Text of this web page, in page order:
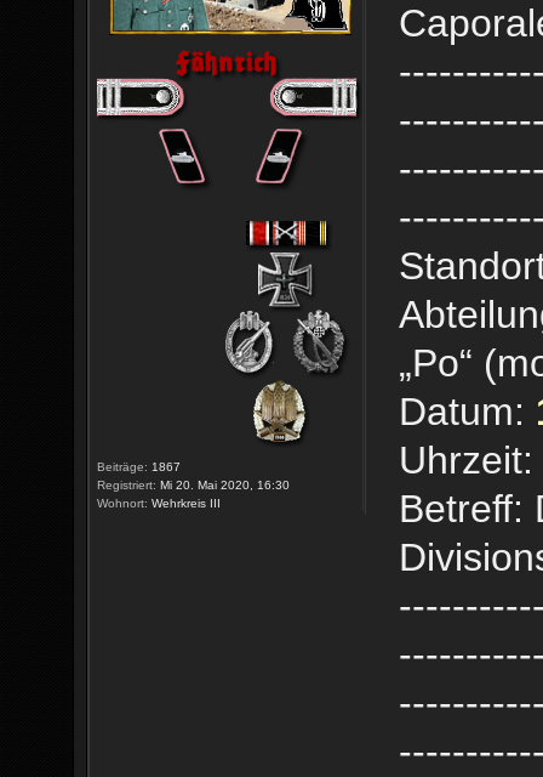
Beiträge: 1867
Registriert: Mi 20. Mai 2020, 16:30
Wohnort: Wehrkreis III
„Po“
Datum:
Betreff: